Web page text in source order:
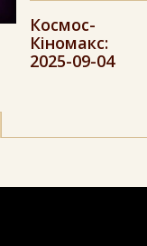
Космос-
Кіномакс:
2025-09-04